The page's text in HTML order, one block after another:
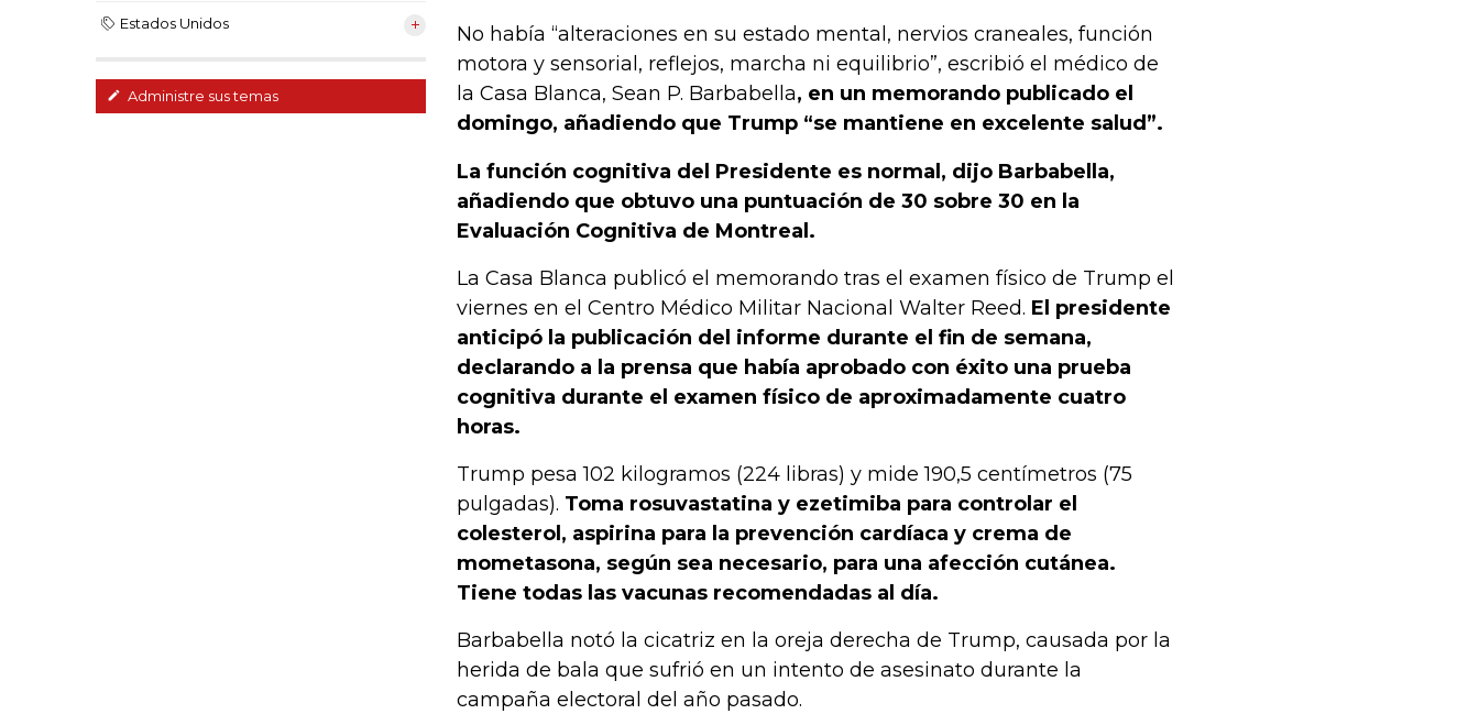
Estados Unidos
Administre sus temas
No había “alteraciones en su estado mental, nervios craneales, función
motora y sensorial, reflejos, marcha ni equilibrio”, escribió el médico de
la Casa Blanca, Sean P. Barbabella, en un memorando publicado el
domingo, añadiendo que Trump “se mantiene en excelente salud”.
La función cognitiva del Presidente es normal, dijo Barbabella,
añadiendo que obtuvo una puntuación de 30 sobre 30 en la
Evaluación Cognitiva de Montreal.
La Casa Blanca publicó el memorando tras el examen físico de Trump el
viernes en el Centro Médico Militar Nacional Walter Reed. El presidente
anticipó la publicación del informe durante el fin de semana,
declarando a la prensa que había aprobado con éxito una prueba
cognitiva durante el examen físico de aproximadamente cuatro
horas.
Trump pesa 102 kilogramos (224 libras) y mide 190,5 centímetros (75
pulgadas). Toma rosuvastatina y ezetimiba para controlar el
colesterol, aspirina para la prevención cardíaca y crema de
mometasona, según sea necesario, para una afección cutánea.
Tiene todas las vacunas recomendadas al día.
Barbabella notó la cicatriz en la oreja derecha de Trump, causada por la
herida de bala que sufrió en un intento de asesinato durante la
campaña electoral del año pasado.